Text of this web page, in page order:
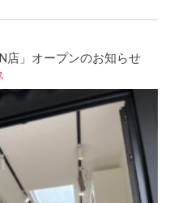
店」オープンのお知らせ